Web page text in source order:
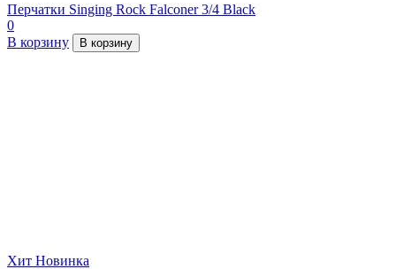
Перчатки Singing Rock Falconer 3/4 Black
0
В корзину
В корзину
Хит Новинка